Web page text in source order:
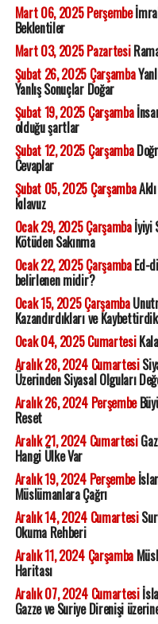
Mart 06, 2025 Perşembe
Beklentiler
Mart 03, 2025 Pazartesi
Şubat 26, 2025 Çarşamba
Yanlış Sonuçlar Doğar
Şubat 19, 2025 Çarşamba
olduğu şartlar
Şubat 12, 2025 Çarşamba
Cevaplar
Şubat 05, 2025 Çarşamba
kılavuz
Ocak 29, 2025 Çarşambaİyiyi
Kötüden Sakınma
Ocak 22, 2025 ÇarşambaEd-
belirlenen midir?
Ocak 15, 2025 Çarşamba
Kazandırdıkları ve
Ocak 04, 2025 Cumartesi
Aralık 28, 2024 Cumartesi
Üzerinden Siyasal Olguları
Aralık 26, 2024 Perşembe
Reset
Aralık 21, 2024 Cumartesi
Hangi Ülke Var
Aralık 19, 2024 Perşembe
Müslümanlara Çağrı
Aralık 14, 2024 Cumartesi
Okuma Rehberi
Aralık 11, 2024 Çarşamba
Haritası
Aralık 07, 2024 Cumartesi
Gazze ve Suriye Direnişi